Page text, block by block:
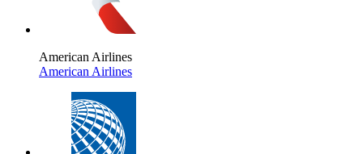
American Airlines
American Airlines